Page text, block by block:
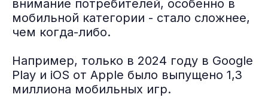
внимание потребителей, особенно в
мобильной категории - стало сложнее,
чем когда-либо.
Например, только в 2024 году в Google
Play и iOS от Apple было выпущено 1,3
миллиона мобильных игр.